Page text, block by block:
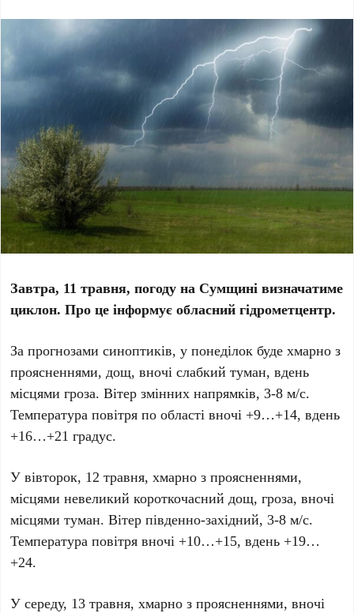
Завтра, 11 травня, погоду на Сумщині визначатиме
циклон. Про це інформує обласний гідрометцентр.
За прогнозами синоптиків, у понеділок буде хмарно з
проясненнями, дощ, вночі слабкий туман, вдень
місцями гроза. Вітер змінних напрямків, 3-8 м/с.
Температура повітря по області вночі +9…+14, вдень
+16…+21 градус.
У вівторок, 12 травня, хмарно з проясненнями,
місцями невеликий короткочасний дощ, гроза, вночі
місцями туман. Вітер південно-західний, 3-8 м/с.
Температура повітря вночі +10…+15, вдень +19…
+24.
У середу, 13 травня, хмарно з проясненнями, вночі